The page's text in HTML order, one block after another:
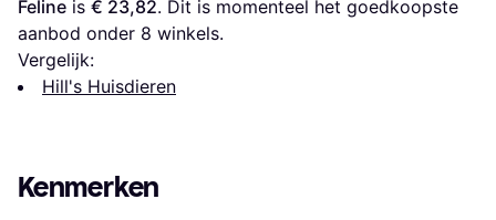
Feline is € 23,82. Dit is momenteel het goedkoopste
aanbod onder 8 winkels.
Vergelijk:
Hill's Huisdieren
Kenmerken